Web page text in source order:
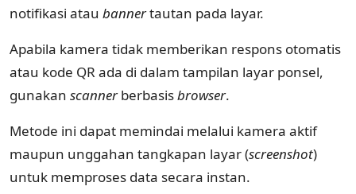
notifikasi atau bannertautan pada layar.
Apabila kamera tidak memberikan respons otomatis
atau kode QR ada di dalam tampilan layar ponsel,
gunakan scannerberbasisbrowser.
Metode ini dapat memindai melalui kamera aktif
maupun unggahan tangkapan layar (screenshot)
untuk memproses data secara instan.